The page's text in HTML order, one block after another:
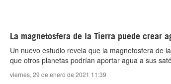
WhatsApp y Viber: +98 921 79 29 404
Instagram como: hispan_tv
La magnetosfera de la Tierra puede crear
Un nuevo estudio revela que la magnetosfera de
que otros planetas podrían aportar agua a sus
viernes, 29 de enero de 2021 11:39